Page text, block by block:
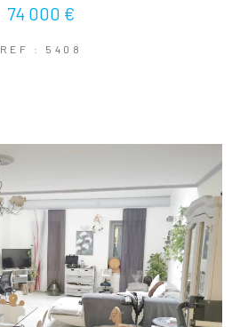
74 000 €
REF : 5408